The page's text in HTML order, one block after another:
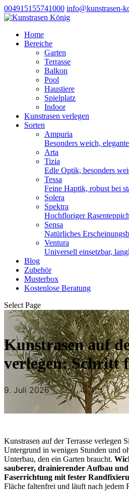
004915155741000 info@kunstrasen-
Home
Bereiche
Garten
Terrasse
Balkon
Pool
Haustiere
Spielplatz
Indoor
Kunstrasen verlegen
Sorten
Ampuria
Besonders weich,
Arta
Tizia
Edle Optik, besonders
Tessa
Feine Haptik, robust bei
Solera
Spektra
Hochfloriger
Sensa
Natürliches
Ventura
Universell einsetzbar,
Blog
Zubehör
Musterbox
Kostenlose Beratung
Select Page
Kunstrasen auf
verlegen: Schritt
9. Juli 2026
Kunstrasen auf der Terrasse verlegen
Untergrund in wenigen Stunden und
Unterbau, den ein Garten braucht.
sauberer, drainierender Aufbau
Faserrichtung mit fester
Fläche faltenfrei und läuft nach jedem